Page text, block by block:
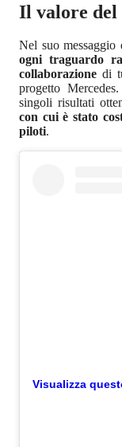
Il valore del
Nel suo messaggio
ogni traguardo
collaborazione di
progetto
singoli risultati
con cui è stato
piloti.
Visualizza